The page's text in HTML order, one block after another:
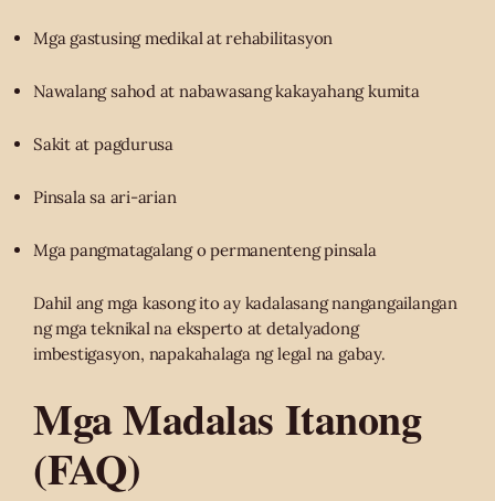
Mga gastusing medikal at rehabilitasyon
Nawalang sahod at nabawasang kakayahang kumita
Sakit at pagdurusa
Pinsala sa ari-arian
Mga pangmatagalang o permanenteng pinsala
Dahil ang mga kasong ito ay kadalasang nangangailangan
ng mga teknikal na eksperto at detalyadong
imbestigasyon, napakahalaga ng legal na gabay.
Mga Madalas Itanong
(FAQ)